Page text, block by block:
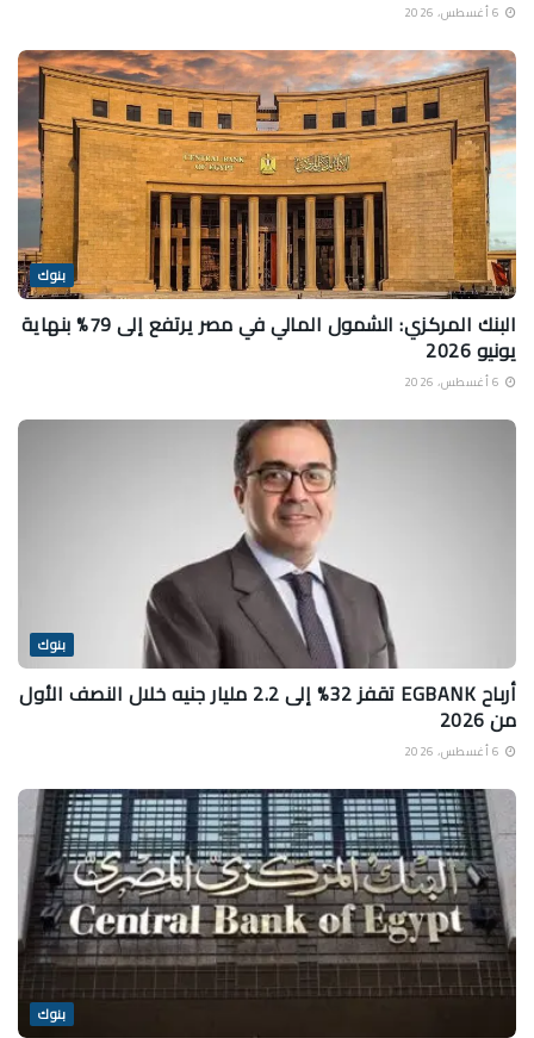
بنوك
البنك المركزي: الشمول المالي في مصر يرتفع إلى 79% بنهاية
يونيو 2026
بنوك
أرباح EGBANK تقفز 32% إلى 2.2 مليار جنيه خلال النصف الأول
من 2026
بنوك